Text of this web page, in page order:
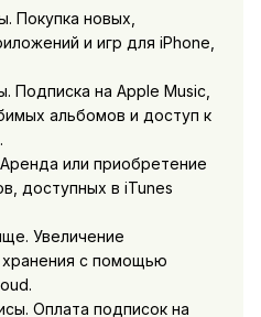
Покупка новых,
и игр для iPhone,
Подписка на Apple Music,
альбомов и доступ к
или приобретение
доступных в iTunes
Увеличение
с помощью
Оплата подписок на